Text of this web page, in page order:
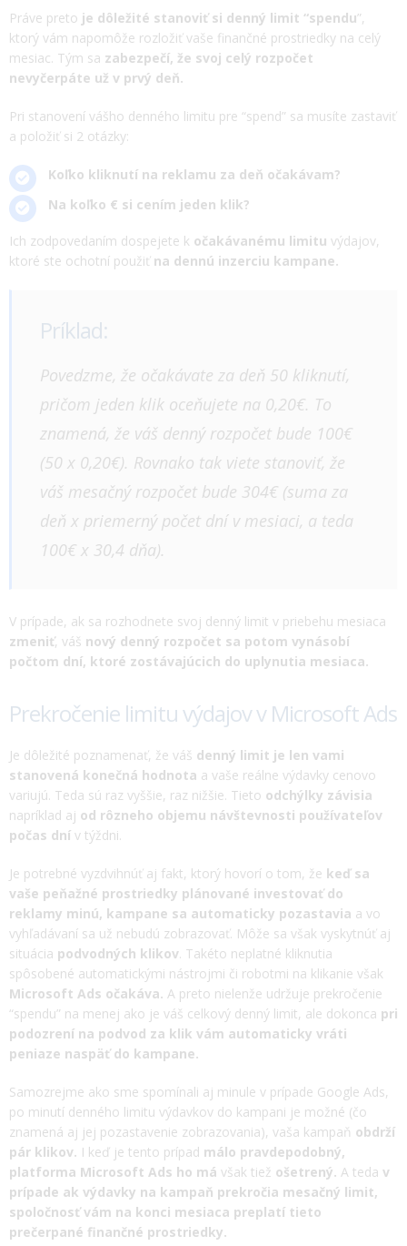
Práve preto je dôležité stanoviť si denný limit “spendu”,
ktorý vám napomôže rozložiť vaše finančné prostriedky na celý
mesiac. Tým sa zabezpečí, že svoj celý rozpočet
nevyčerpáte už v prvý deň.
Pri stanovení vášho denného limitu pre “spend” sa musíte zastaviť
a položiť si 2 otázky:
Koľko kliknutí na reklamu za deň očakávam?
Na koľko € si cením jeden klik?
Ich zodpovedaním dospejete k očakávanému limitu výdajov,
ktoré ste ochotní použiť na dennú inzerciu kampane.
Príklad:
Povedzme, že očakávate za deň 50 kliknutí,
pričom jeden klik oceňujete na 0,20€. To
znamená, že váš denný rozpočet bude 100€
(50 x 0,20€). Rovnako tak viete stanoviť, že
váš mesačný rozpočet bude 304€ (suma za
deň x priemerný počet dní v mesiaci, a teda
100€ x 30,4 dňa).
V prípade, ak sa rozhodnete svoj denný limit v priebehu mesiaca
zmeniť, váš nový denný rozpočet sa potom vynásobí
počtom dní, ktoré zostávajúcich do uplynutia mesiaca.
Prekročenie limitu výdajov v Microsoft Ads
Je dôležité poznamenať, že váš denný limit je len vami
stanovená konečná hodnota a vaše reálne výdavky cenovo
variujú. Teda sú raz vyššie, raz nižšie. Tieto odchýlky závisia
napríklad aj od rôzneho objemu návštevnosti používateľov
počas dní v týždni.
Je potrebné vyzdvihnúť aj fakt, ktorý hovorí o tom, že keď sa
vaše peňažné prostriedky plánované investovať do
reklamy minú, kampane sa automaticky pozastavia a vo
vyhľadávaní sa už nebudú zobrazovať. Môže sa však vyskytnúť aj
situácia podvodných klikov. Takéto neplatné kliknutia
spôsobené automatickými nástrojmi či robotmi na klikanie však
Microsoft Ads očakáva. A preto nielenže udržuje prekročenie
“spendu” na menej ako je váš celkový denný limit, ale dokonca pri
podozrení na podvod za klik vám automaticky vráti
peniaze naspäť do kampane.
Samozrejme ako sme spomínali aj minule v prípade Google Ads,
po minutí denného limitu výdavkov do kampani je možné (čo
znamená aj jej pozastavenie zobrazovania), vaša kampaň obdrží
pár klikov. I keď je tento prípad málo pravdepodobný,
platforma Microsoft Ads ho má však tiež ošetrený. A teda v
prípade ak výdavky na kampaň prekročia mesačný limit,
spoločnosť vám na konci mesiaca preplatí tieto
prečerpané finančné prostriedky.